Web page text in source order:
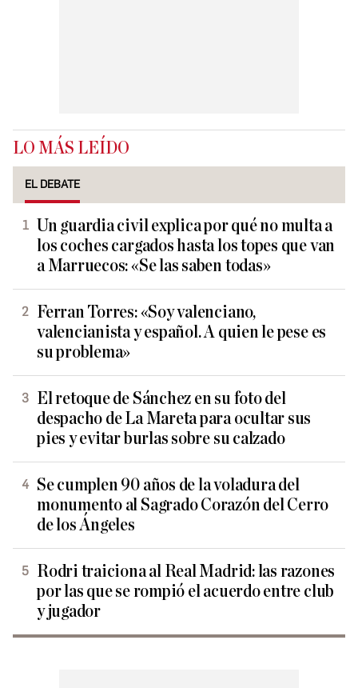
LO MÁS LEÍDO
EL DEBATE
Un guardia civil explica por qué no multa a
los coches cargados hasta los topes que van
a Marruecos: «Se las saben todas»
Ferran Torres: «Soy valenciano,
valencianista y español. A quien le pese es
su problema»
El retoque de Sánchez en su foto del
despacho de La Mareta para ocultar sus
pies y evitar burlas sobre su calzado
Se cumplen 90 años de la voladura del
monumento al Sagrado Corazón del Cerro
de los Ángeles
Rodri traiciona al Real Madrid: las razones
por las que se rompió el acuerdo entre club
y jugador